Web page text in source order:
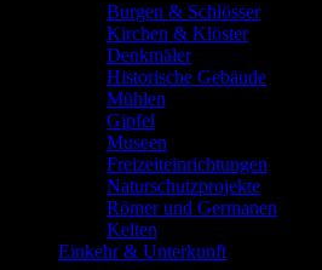
Burgen & Schlösser
Kirchen & Klöster
Denkmäler
Historische Gebäude
Mühlen
Gipfel
Museen
Freizeiteinrichtungen
Naturschutzprojekte
Römer und Germanen
Kelten
Einkehr & Unterkunft